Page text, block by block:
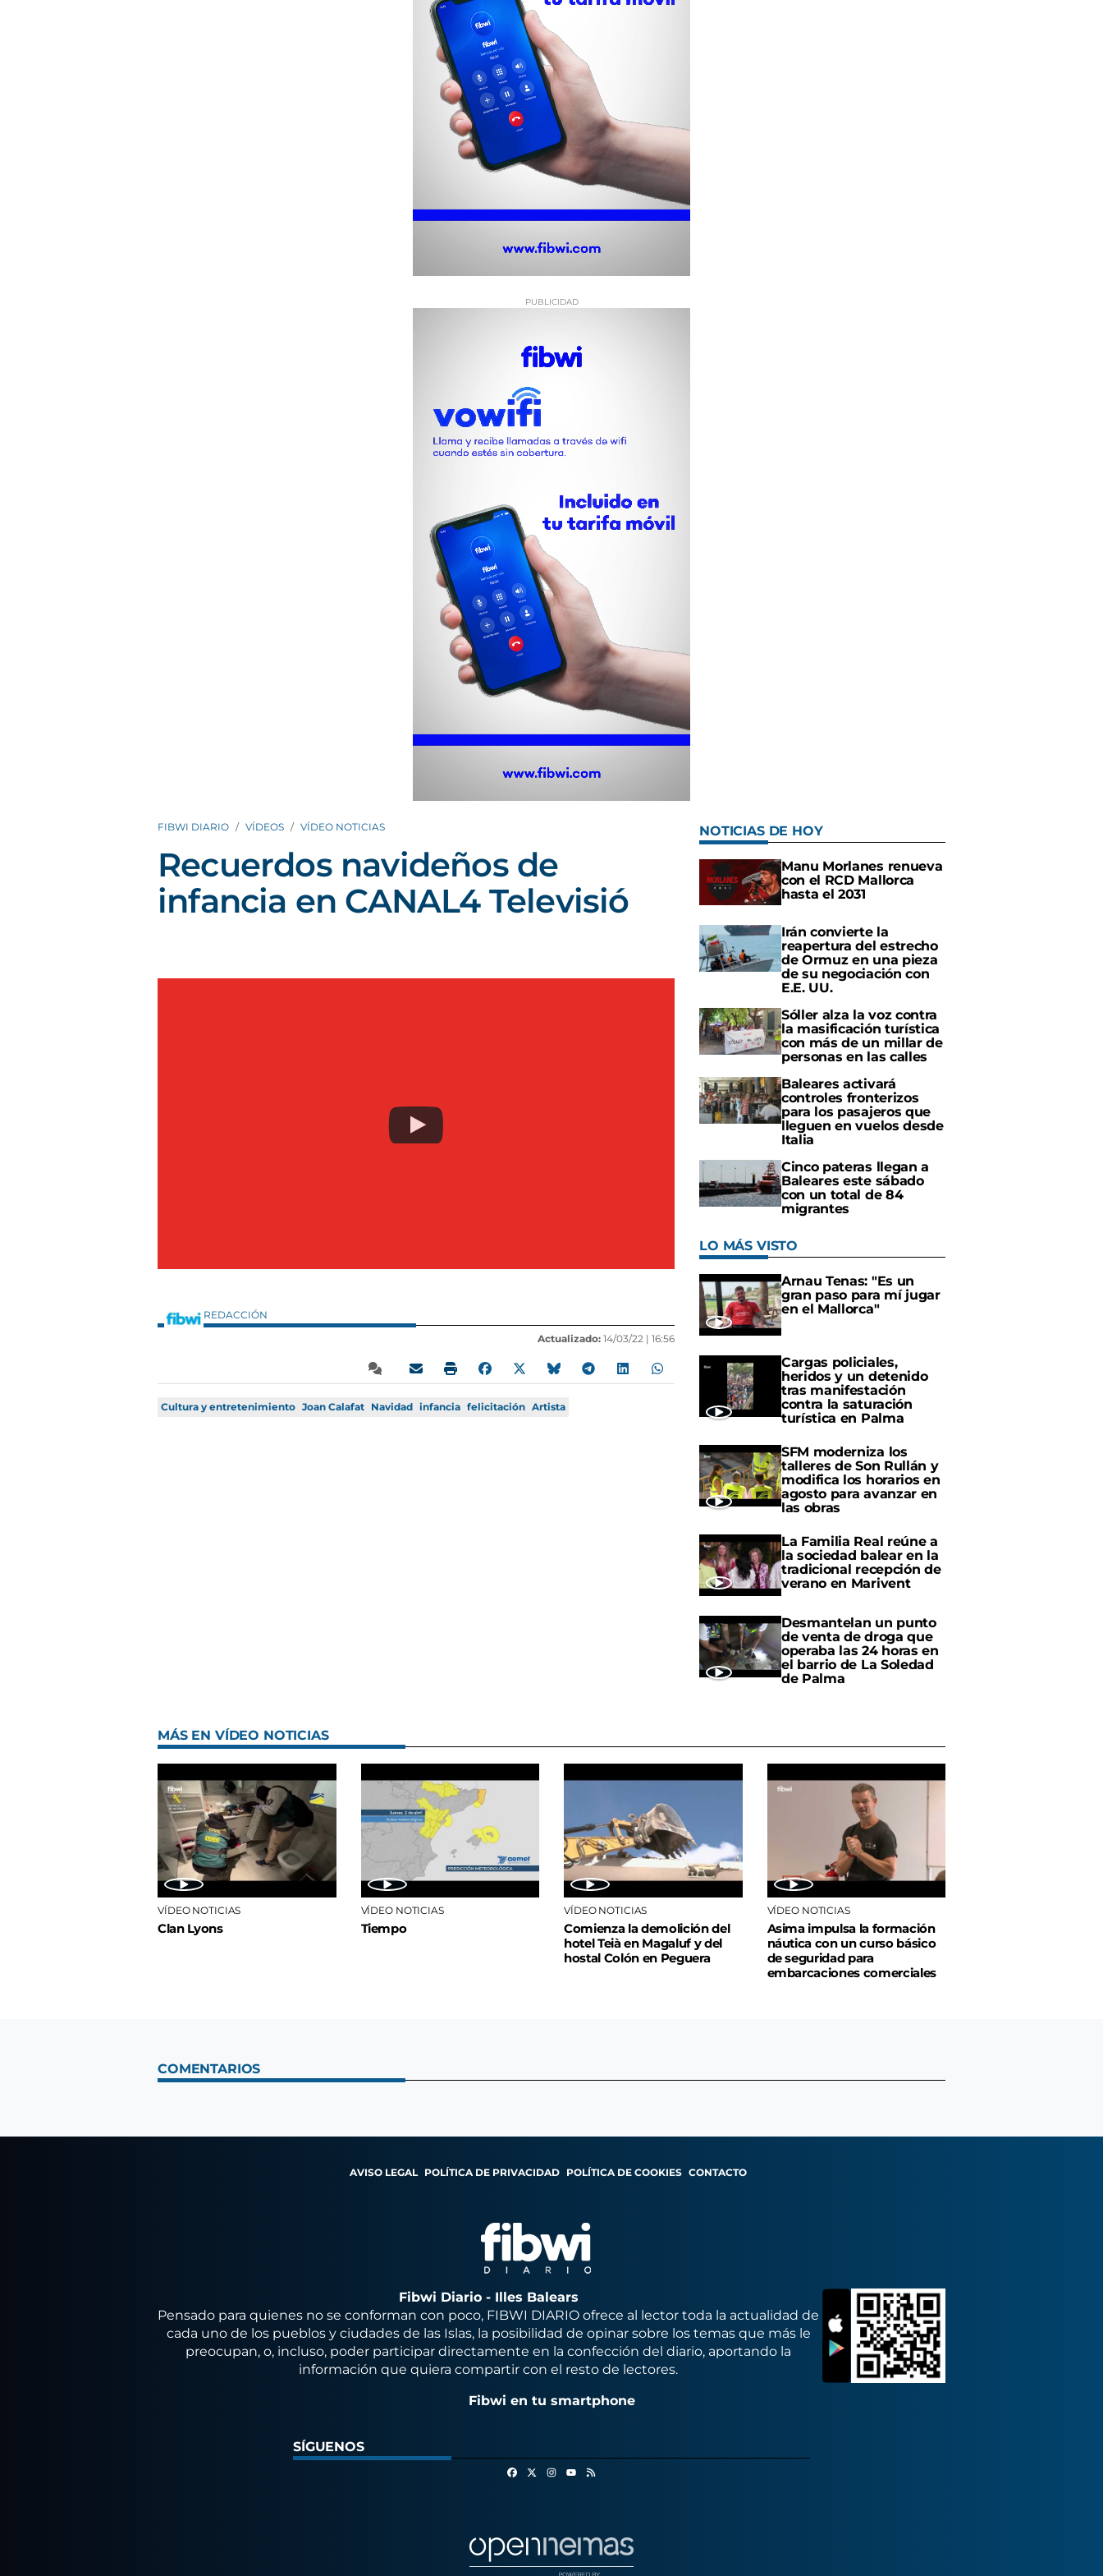
FIBWI DIARIO VÍDEOS VÍDEO NOTICIAS
Recuerdos navideños de
infancia en CANAL4 Televisió
REDACCIÓN
Actualizado: 14/03/22 | 16:56
Cultura y entretenimiento Joan Calafat Navidad infancia felicitación Artista
NOTICIAS DE HOY
Manu Morlanes renueva
con el RCD Mallorca
hasta el 2031
Irán convierte la
reapertura del estrecho
de Ormuz en una pieza
de su negociación con
E.E. UU.
Sóller alza la voz contra
la masificación turística
con más de un millar de
personas en las calles
Baleares activará
controles fronterizos
para los pasajeros que
lleguen en vuelos desde
Italia
Cinco pateras llegan a
Baleares este sábado
con un total de 84
migrantes
LO MÁS VISTO
Arnau Tenas: "Es un
gran paso para mí jugar
en el Mallorca"
Cargas policiales,
heridos y un detenido
tras manifestación
contra la saturación
turística en Palma
SFM moderniza los
talleres de Son Rullán y
modifica los horarios en
agosto para avanzar en
las obras
La Familia Real reúne a
la sociedad balear en la
tradicional recepción de
verano en Marivent
Desmantelan un punto
de venta de droga que
operaba las 24 horas en
el barrio de La Soledad
de Palma
MÁS EN VÍDEO NOTICIAS
VÍDEO NOTICIAS
Clan Lyons
VÍDEO NOTICIAS
Tiempo
VÍDEO NOTICIAS
Comienza la demolición del
hotel Teià en Magaluf y del
hostal Colón en Peguera
VÍDEO NOTICIAS
Asima impulsa la formación
náutica con un curso básico
de seguridad para
embarcaciones comerciales
COMENTARIOS
AVISO LEGAL POLÍTICA DE PRIVACIDAD POLÍTICA DE COOKIES CONTACTO
Fibwi Diario - Illes Balears
Pensado para quienes no se conforman con poco, FIBWI DIARIO ofrece al lector toda la actualidad de
cada uno de los pueblos y ciudades de las Islas, la posibilidad de opinar sobre los temas que más le
preocupan, o, incluso, poder participar directamente en la confección del diario, aportando la
información que quiera compartir con el resto de lectores.
Fibwi en tu smartphone
SÍGUENOS
FacebookInstagram